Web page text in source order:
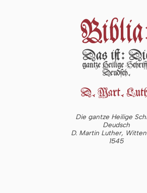
Die gantze Heilige
Deudsch
D. Martin Luther,
1545